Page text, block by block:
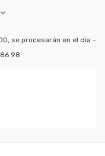
se procesarán en el día -
98